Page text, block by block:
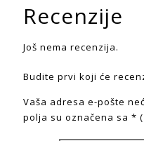
Recenzije
Još nema recenzija.
Budite prvi koji će
Vaša adresa e-pošte
polja su označena sa *